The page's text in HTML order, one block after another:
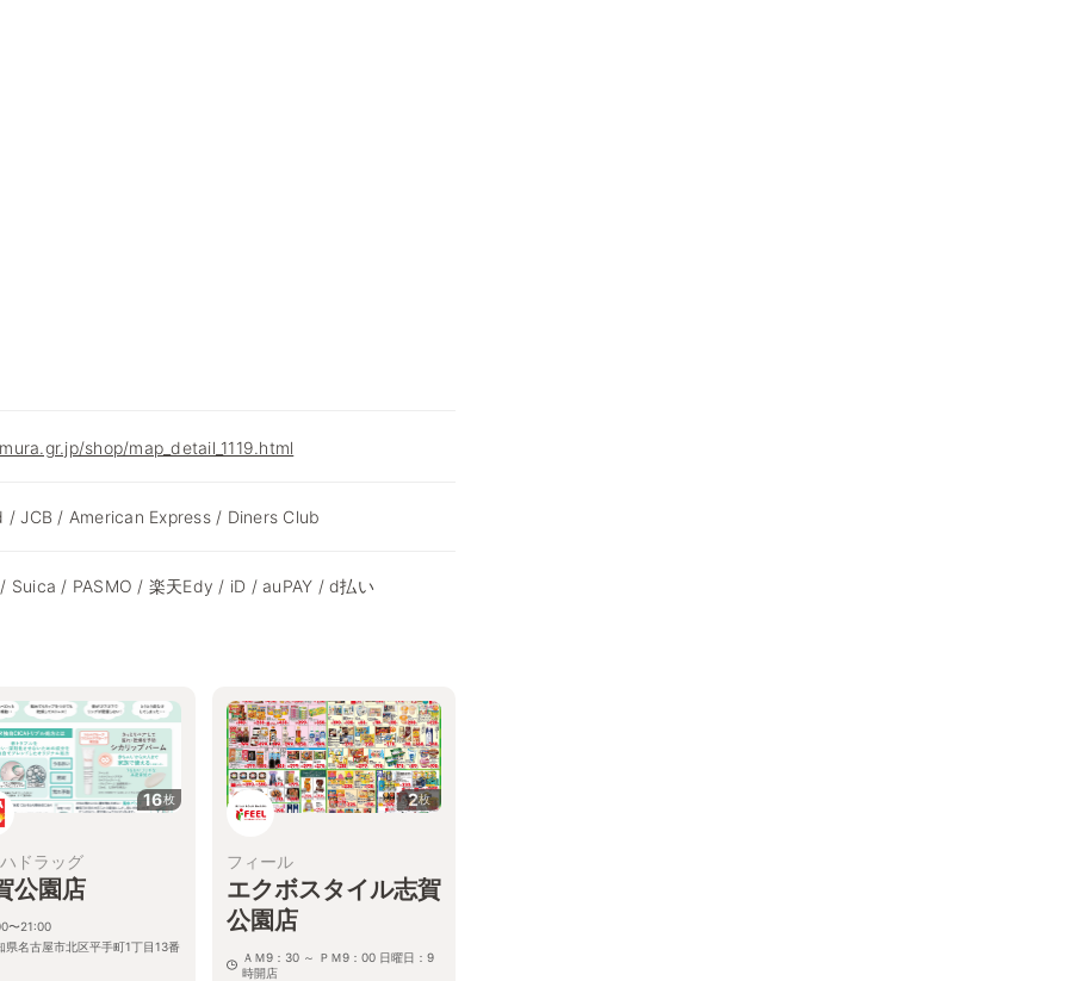
shop/map_detail_1119.html
/ JCB / American Express / Diners Club
Suica / PASMO / 楽天Edy / iD / auPAY / d払い
16枚
ドラッグ
公園店
〜21:00
県名古屋市北区平手町1丁目13番
2枚
フィール
エクボスタイル志賀
公園店
ＡＭ9：30 ～ ＰＭ9：00 日曜日：9
時開店